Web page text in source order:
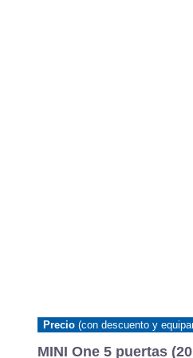
MINI One 5 puertas
Precio (con descuento y